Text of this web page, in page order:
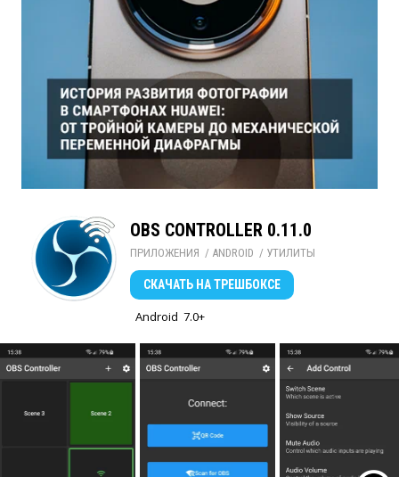
OBS CONTROLLER 0.11.0
ПРИЛОЖЕНИЯ / ANDROID / УТИЛИТЫ
СКАЧАТЬ НА ТРЕШБОКСЕ
Android 7.0+